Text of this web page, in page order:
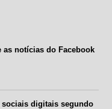
notícias do Facebook
sociais digitais segundo